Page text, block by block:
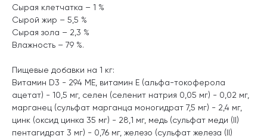
Сырая клетчатка – 1 %
Сырой жир – 5,5 %
Сырая зола – 2,3 %
Влажность – 79 %.
Пищевые добавки на 1 кг:
Витамин D3 - 294 МЕ, витамин E (альфа-токоферола
ацетат) - 10,5 мг, селен (селенит натрия 0,05 мг) - 0,02 мг,
марганец (сульфат марганца моногидрат 7,5 мг) - 2,4 мг,
цинк (оксид цинка 35 мг) - 28,1 мг, медь (сульфат меди (II)
пентагидрат 3 мг) - 0,76 мг, железо (сульфат железа (II)